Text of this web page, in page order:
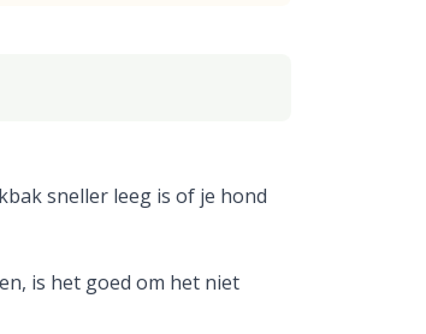
sneller leeg is of je hond
is het goed om het niet